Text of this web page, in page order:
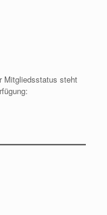
Mitgliedsstatus steht